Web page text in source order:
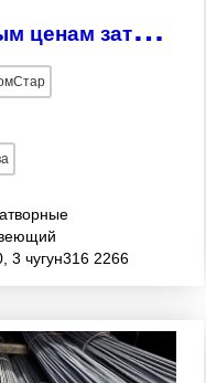
П
редлагаем по выгодным ценам затворные клапаны!
3 чугун316 2266